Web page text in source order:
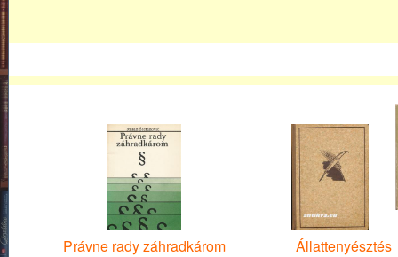
Právne rady záhradkárom
Állattenyésztés